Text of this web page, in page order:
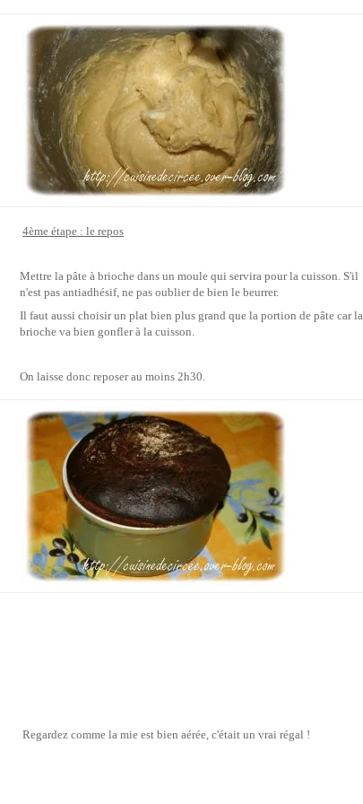
4ème étape : le repos
Mettre la pâte à brioche dans un moule qui servira pour la cuisson. S'il
n'est pas antiadhésif, ne pas oublier de bien le beurrer.
Il faut aussi choisir un plat bien plus grand que la portion de pâte car la
brioche va bien gonfler à la cuisson.
On laisse donc reposer au moins 2h30.
Regardez comme la mie est bien aérée, c'était un vrai régal !